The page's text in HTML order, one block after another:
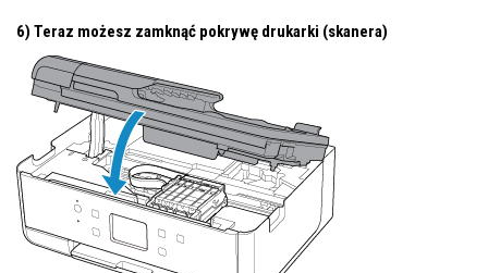
6) Teraz możesz zamknąć pokrywę drukarki (skanera)